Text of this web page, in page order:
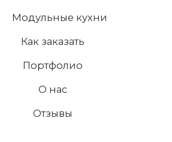
Модульные кухни
Как заказать
Портфолио
О нас
Отзывы